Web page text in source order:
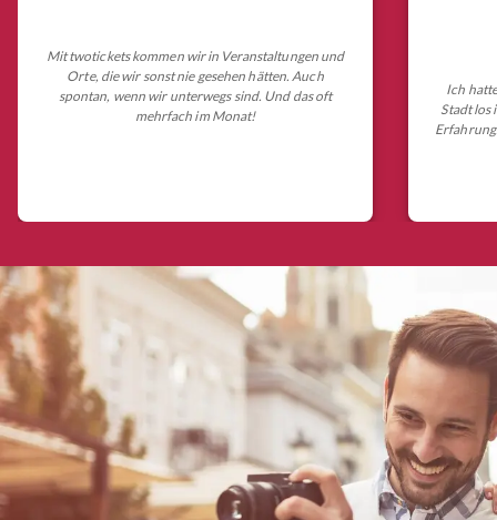
Mit twotickets kommen wir in Veranstaltungen und
Orte, die wir sonst nie gesehen hätten. Auch
spontan, wenn wir unterwegs sind. Und das oft
mehrfach im Monat!
Ich
Stadt los